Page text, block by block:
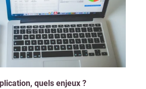
quels enjeux ?